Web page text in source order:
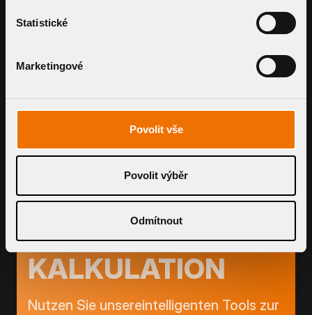
Statistické
Marketingové
Povolit vše
Povolit výběr
Odmítnout
Retentionsaufstockelemente
KALKULATION
Nutzen Sie unsereintelligenten Tools zur